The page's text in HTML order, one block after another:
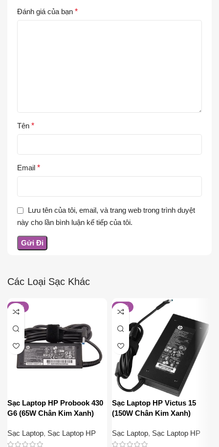
Đánh giá của bạn *
Tên *
Email *
Lưu tên của tôi, email, và trang web trong trình duyệt
này cho lần bình luận kế tiếp của tôi.
Các Loại Sạc Khác
-17%
Sạc Laptop HP Probook 430
G6 (65W Chân Kim Xanh)
Sạc Laptop, Sạc Laptop HP
-19%
Sạc Laptop HP Victus 15
(150W Chân Kim Xanh)
Sạc Laptop, Sạc Laptop HP